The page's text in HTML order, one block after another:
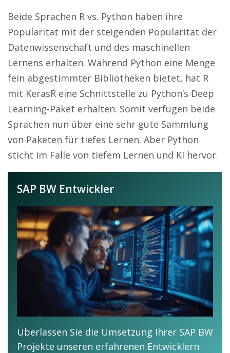
Beide Sprachen R vs. Python haben ihre
Popularität mit der steigenden Popularität der
Datenwissenschaft und des maschinellen
Lernens erhalten. Während Python eine Menge
fein abgestimmter Bibliotheken bietet, hat R
mit KerasR eine Schnittstelle zu Python’s Deep
Learning-Paket erhalten. Somit verfügen beide
Sprachen nun über eine sehr gute Sammlung
von Paketen für tiefes Lernen. Aber Python
sticht im Falle von tiefem Lernen und KI hervor.
SAP BW Entwickler
Überlassen Sie die Umsetzung Ihrer SAP BW
Projekte unseren erfahrenen Entwicklern